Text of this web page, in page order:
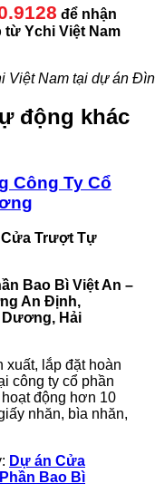
để nhận
Ychi Việt Nam
Việt Nam tại dự án
động khác
Công Ty Cổ
Cửa Trượt Tự
Bao Bì Việt An –
An Định,
Hải
xuất, lắp đặt hoàn
công ty cổ phần
động hơn 10
nhăn, bìa nhăn,
Dự án Cửa
Bao Bì